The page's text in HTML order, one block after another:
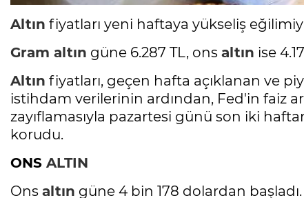
Altın fiyatları yeni haftaya yükseliş
Gram altın güne 6.287 TL, ons altın ise
Altın fiyatları, geçen hafta açıklanan ve
istihdam verilerinin ardından, Fed'in faiz
zayıflamasıyla pazartesi günü son iki
korudu.
ONS ALTIN
Ons altın güne 4 bin 178 dolardan